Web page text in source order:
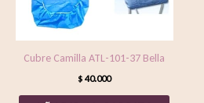
Cubre Camilla ATL-101-37 Bella
$ 40.000